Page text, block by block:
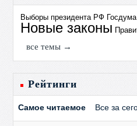
Выборы президента РФ
Новые законы
все темы →
Рейтинги
Самое читаемое Все за